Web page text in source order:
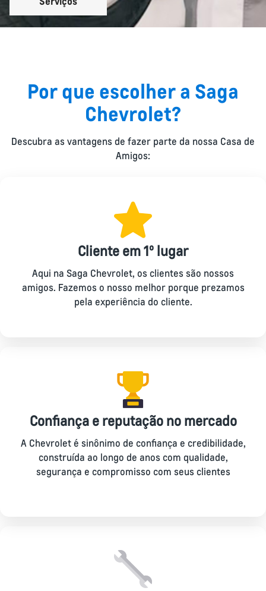
Por que escolher a Saga
Chevrolet?
Descubra as vantagens de fazer parte da nossa Casa de
Amigos:
Cliente em 1º lugar
Aqui na Saga Chevrolet, os clientes são nossos
amigos. Fazemos o nosso melhor porque prezamos
pela experiência do cliente.
Confiança e reputação no mercado
A Chevrolet é sinônimo de confiança e credibilidade,
construída ao longo de anos com qualidade,
segurança e compromisso com seus clientes